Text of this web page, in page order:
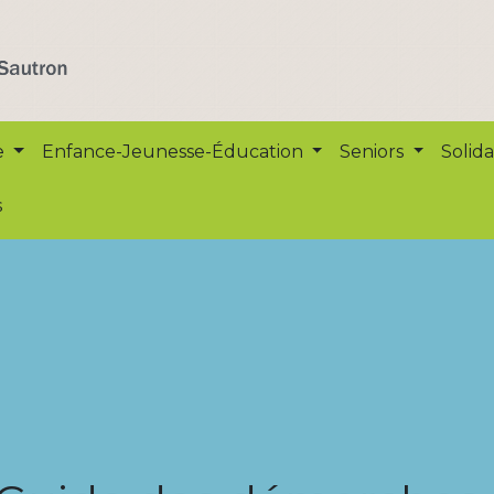
Enfance-Jeunesse-Éducation Seniors